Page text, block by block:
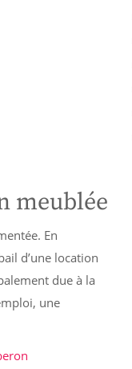
meublée
En
d’une location
due à la
une